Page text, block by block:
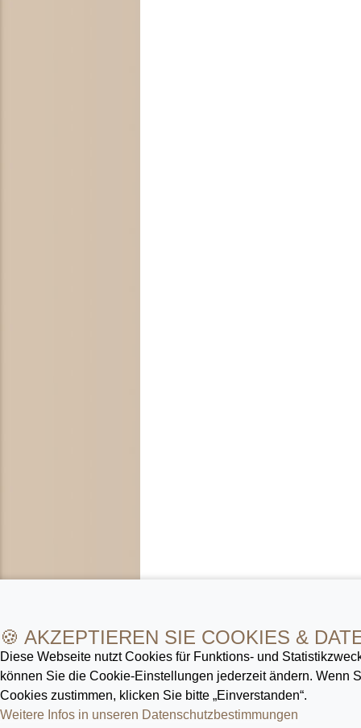
🍪 AKZEPTIEREN SIE COOKIES &
Diese Webseite nutzt Cookies für Funktions- und
können Sie die Cookie-Ein­stellungen jederzeit ändern. Wenn
Cookies zustimmen, klicken Sie bitte „Einverstanden“.
Weitere Infos in unseren Datenschutz­bestimmungen